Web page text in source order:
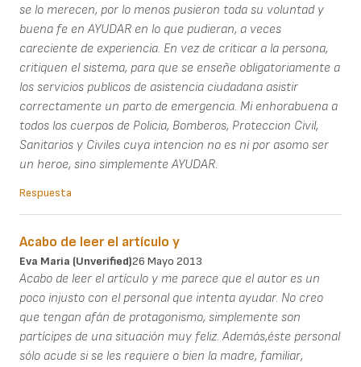
se lo merecen, por lo menos pusieron toda su voluntad y
buena fe en AYUDAR en lo que pudieran, a veces
careciente de experiencia. En vez de criticar a la persona,
critiquen el sistema, para que se enseñe obligatoriamente a
los servicios publicos de asistencia ciudadana asistir
correctamente un parto de emergencia. Mi enhorabuena a
todos los cuerpos de Policia, Bomberos, Proteccion Civil,
Sanitarios y Civiles cuya intencion no es ni por asomo ser
un heroe, sino simplemente AYUDAR.
Respuesta
Acabo de leer el artículo y
Eva Maria (unverified)26 Mayo 2013
Acabo de leer el artículo y me parece que el autor es un
poco injusto con el personal que intenta ayudar. No creo
que tengan afán de protagonismo, simplemente son
partícipes de una situación muy feliz. Además,éste personal
sólo acude si se les requiere o bien la madre, familiar,